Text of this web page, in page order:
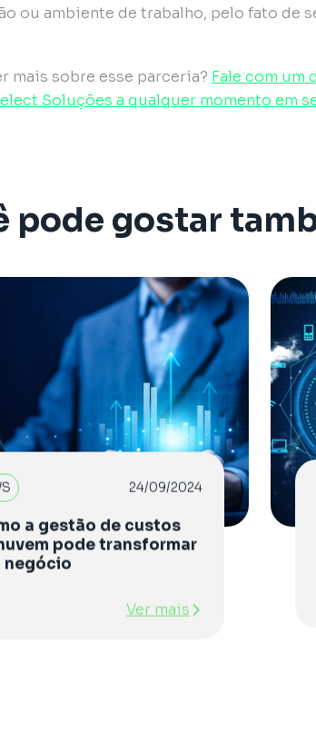
ou ambiente de trabalho, pelo fato de
mais sobre esse parceria? Fale com um
Soluções a qualquer momento em
pode gostar
24/09/2024
a gestão de custos
pode transformar
negócio
Ver mais